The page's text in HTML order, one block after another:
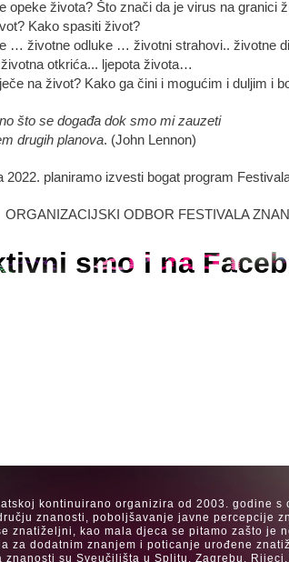
opeke života? Što znači da je virus na granici
Kako spasiti život?
… životne odluke … životni strahovi.. životne
otkrića... ljepota života…
na život? Kako ga čini i mogućim i duljim i
što se događa dok smo mi zauzeti
drugih planova. (John Lennon)
2022. planiramo izvesti bogat program
ORGANIZACIJSKI ODBOR FESTIVALA
smo i na
kontinuirano organizira od 2003. godine
znanosti, poboljšavanje javne percepcije
znatiželjni, kao mala djeca se pitamo zašto je
za dodatnim znanjem i poticanje urođene
su Sveučilišta u Splitu, Zagrebu,